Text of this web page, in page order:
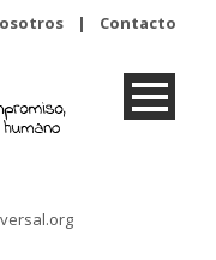
| Contacto